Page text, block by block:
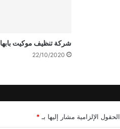
شركة تنظيف موكيت بابها
22/10/2020
الحقول الإلزامية مشار إليها بـ *